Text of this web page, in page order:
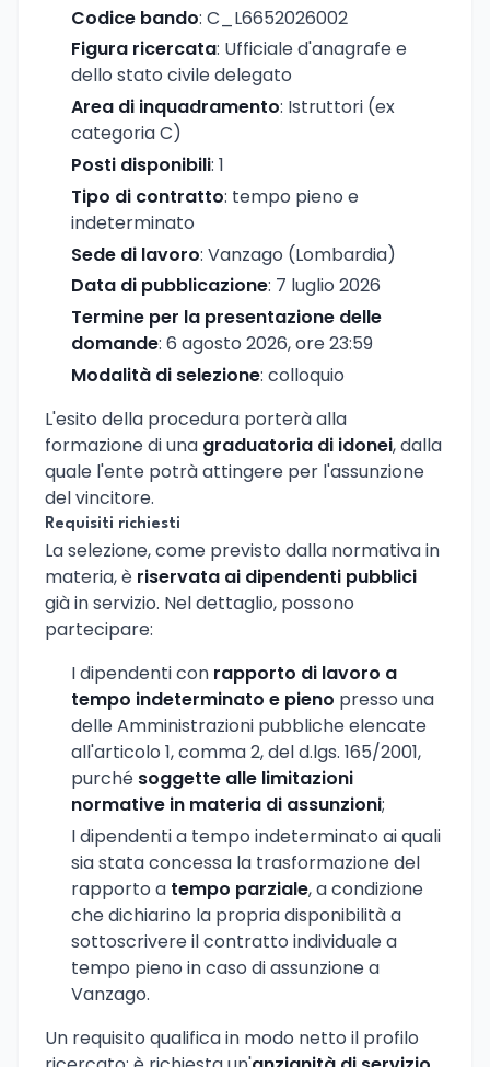
Codice bando: C_L6652026002
Figura ricercata: Ufficiale d'anagrafe e
dello stato civile delegato
Area di inquadramento: Istruttori (ex
categoria C)
Posti disponibili: 1
Tipo di contratto: tempo pieno e
indeterminato
Sede di lavoro: Vanzago (Lombardia)
Data di pubblicazione: 7 luglio 2026
Termine per la presentazione delle
domande: 6 agosto 2026, ore 23:59
Modalità di selezione: colloquio
L'esito della procedura porterà alla
formazione di una graduatoria di idonei, dalla
quale l'ente potrà attingere per l'assunzione
del vincitore.
Requisiti richiesti
La selezione, come previsto dalla normativa in
materia, è riservata ai dipendenti pubblici
già in servizio. Nel dettaglio, possono
partecipare:
I dipendenti con rapporto di lavoro a
tempo indeterminato e pieno presso una
delle Amministrazioni pubbliche elencate
all'articolo 1, comma 2, del d.lgs. 165/2001,
purché soggette alle limitazioni
normative in materia di assunzioni;
I dipendenti a tempo indeterminato ai quali
sia stata concessa la trasformazione del
rapporto a tempo parziale, a condizione
che dichiarino la propria disponibilità a
sottoscrivere il contratto individuale a
tempo pieno in caso di assunzione a
Vanzago.
Un requisito qualifica in modo netto il profilo